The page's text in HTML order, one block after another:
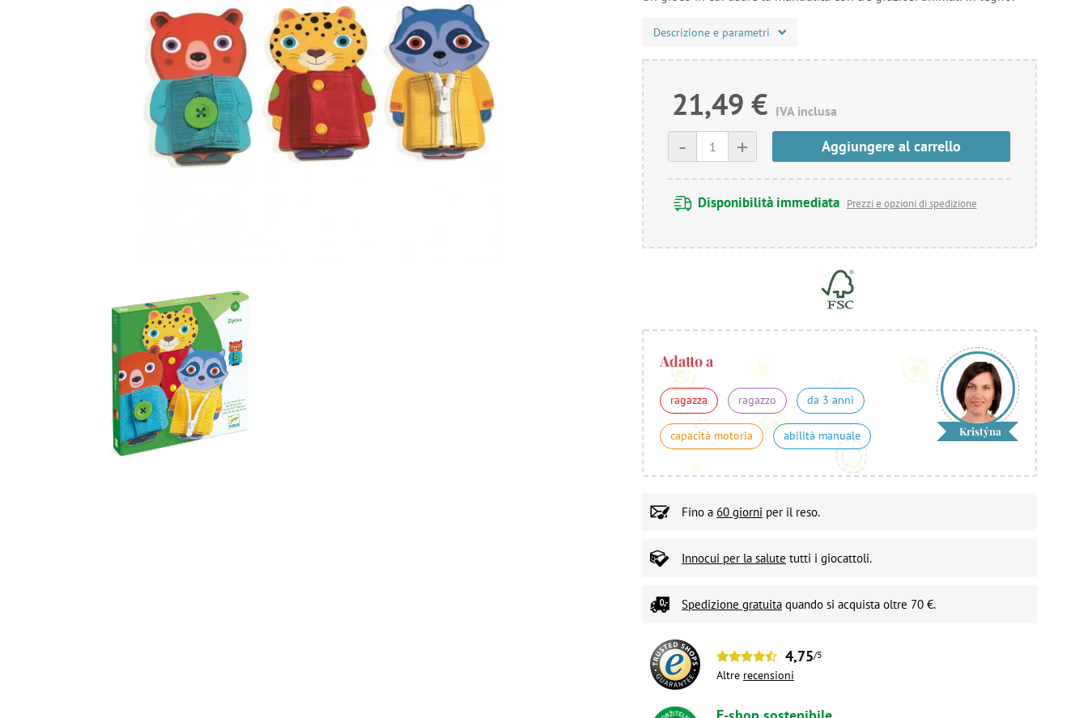
Descrizione e parametri
21,49 € IVA inclusa
+
- Aggiungere al carrello
Disponibilità immediata Prezzi e opzioni di spedizione
Adatto a
ragazza ragazzo da 3 anni
capacità motoria abilità manuale Kristýna
Fino a 60 giorni per il reso.
Innocui per la salute tutti i giocattoli.
Spedizione gratuita quando si acquista oltre 70 €.
4,75/5
Altre recensioni